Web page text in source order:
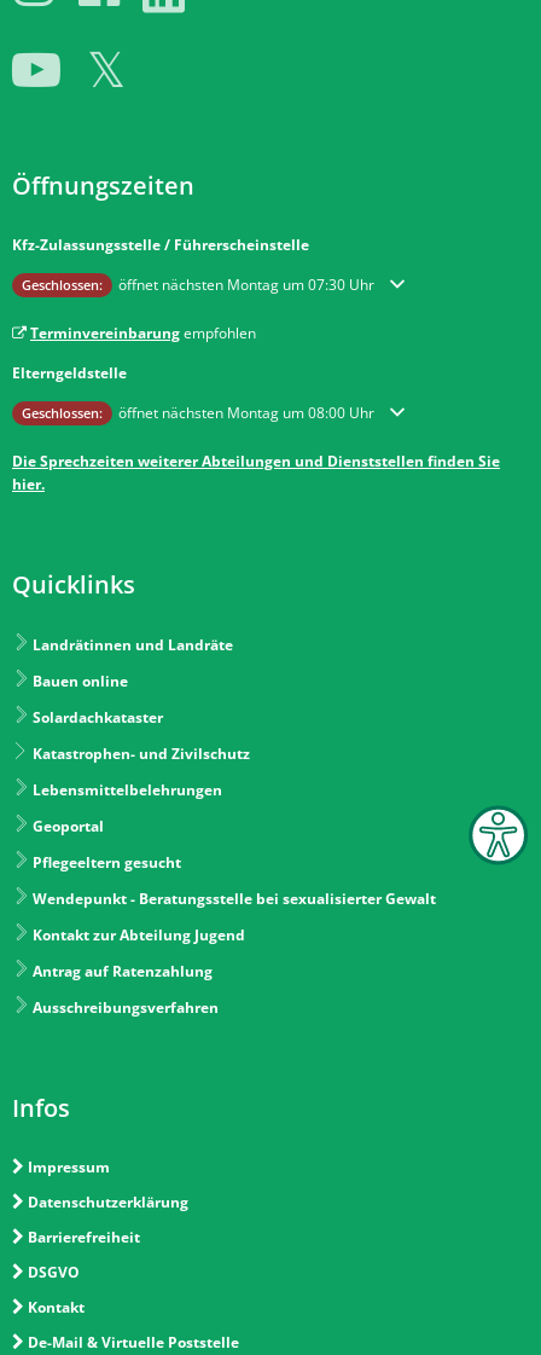
Öffnungszeiten
Kfz-Zulassungsstelle / Führerscheinstelle
Klicken, um weitere Öffnungs- oder Schließzeiten auszublenden
Geschlossen: öffnet nächsten Montag um 07:30 Uhr
Terminvereinbarungempfohlen
Elterngeldstelle
Klicken, um weitere Öffnungs- oder Schließzeiten auszublenden
Geschlossen: öffnet nächsten Montag um 08:00 Uhr
Die Sprechzeiten weiterer Abteilungen und Dienststellen finden Sie
hier.
Quicklinks
Landrätinnen und Landräte
Bauen online
Solardachkataster
Katastrophen- und Zivilschutz
Lebensmittelbelehrungen
Geoportal
Pflegeeltern gesucht
Wendepunkt - Beratungsstelle bei sexualisierter Gewalt
Kontakt zur Abteilung Jugend
Antrag auf Ratenzahlung
Ausschreibungsverfahren
Infos
Impressum
Datenschutzerklärung
Barrierefreiheit
DSGVO
Kontakt
De-Mail & Virtuelle Poststelle